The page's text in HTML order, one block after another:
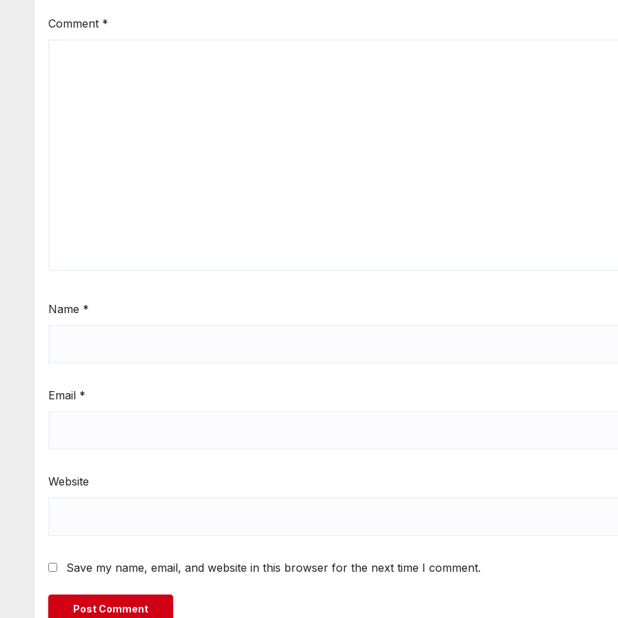
Comment *
Name *
Email *
Website
Save my name, email, and website in this browser for the next time I comment.